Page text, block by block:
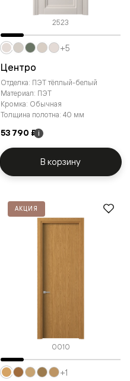
2523
Центро
Отделка: ПЭТ тёплый-белый
Материал: ПЭТ
Кромка: Обычная
Толщина полотна: 40 мм
53 790 ₽ i
+5
В корзину
АКЦИЯ
0010
+1